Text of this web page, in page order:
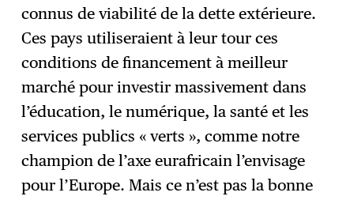
connus de viabilité de la dette extérieure.
Ces pays utiliseraient à leur tour ces
conditions de financement à meilleur
marché pour investir massivement dans
l’éducation, le numérique, la santé et les
services publics « verts », comme notre
champion de l’axe eurafricain l’envisage
pour l’Europe. Mais ce n’est pas la bonne